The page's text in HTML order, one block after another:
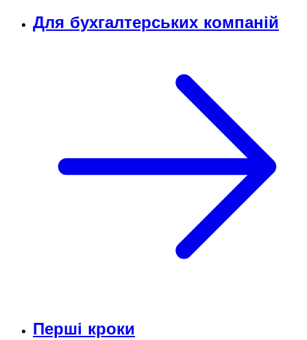
Для бухгалтерських компаній
Перші кроки